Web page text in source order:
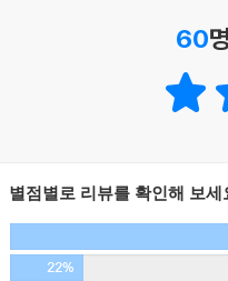
60
별점별로 리뷰를 확인해 보세
22%